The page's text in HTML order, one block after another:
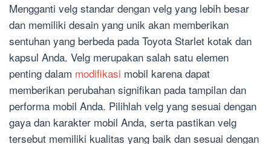
Mengganti velg standar dengan velg yang lebih besar
dan memiliki desain yang unik akan memberikan
sentuhan yang berbeda pada Toyota Starlet kotak dan
kapsul Anda. Velg merupakan salah satu elemen
penting dalam modifikasi mobil karena dapat
memberikan perubahan signifikan pada tampilan dan
performa mobil Anda. Pilihlah velg yang sesuai dengan
gaya dan karakter mobil Anda, serta pastikan velg
tersebut memiliki kualitas yang baik dan sesuai dengan